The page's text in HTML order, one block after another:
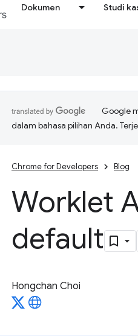
Dokumen Studi
Google
dalam bahasa pilihan Anda.
Chrome for Developers Blog
Worklet
default
Hongchan Choi